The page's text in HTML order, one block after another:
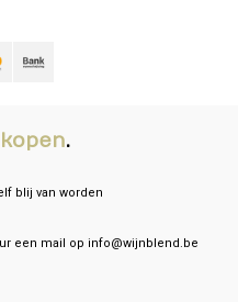
.
blij van worden
een mail op info@wijnblend.be